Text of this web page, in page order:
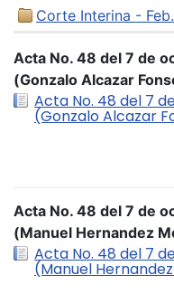
Corte Interina -
Acta No. 48 del 7 de
(Gonzalo Alcazar
Acta No. 48 del 7
(Gonzalo Alcazar
Acta No. 48 del 7 de
(Manuel Hernandez
Acta No. 48 del 7
(Manuel